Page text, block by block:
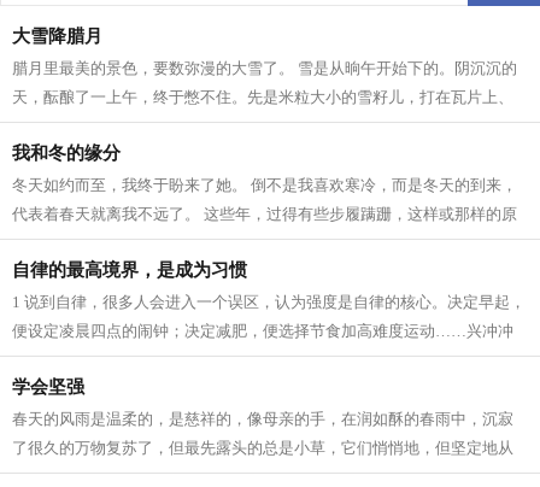
大雪降腊月
腊月里最美的景色，要数弥漫的大雪了。 雪是从晌午开始下的。阴沉沉的
天，酝酿了一上午，终于憋不住。先是米粒大小的雪籽儿，打在瓦片上、
枯枝上，沙沙作响。接着，雪籽中夹带...
我和冬的缘分
冬天如约而至，我终于盼来了她。 倒不是我喜欢寒冷，而是冬天的到来，
代表着春天就离我不远了。 这些年，过得有些步履蹒跚，这样或那样的原
因。所以我一直在期待着 人生 跟季节...
自律的最高境界，是成为习惯
1 说到自律，很多人会进入一个误区，认为强度是自律的核心。决定早起，
便设定凌晨四点的闹钟；决定减肥，便选择节食加高难度运动……兴冲冲
立目标，却因为强度太大，内心已有...
学会坚强
春天的风雨是温柔的，是慈祥的，像母亲的手，在润如酥的春雨中，沉寂
了很久的万物复苏了，但最先露头的总是小草，它们悄悄地，但坚定地从
土里钻出来，为山野铺上一层绿色，充...